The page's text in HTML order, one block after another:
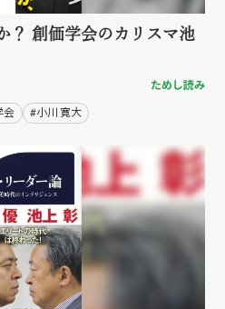
？ 創価学会のカリスマ池
ためし読み
会 #小川 寛大